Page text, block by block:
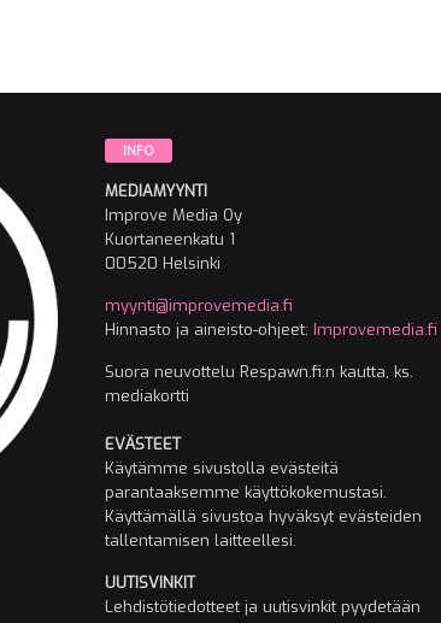
INFO
MEDIAMYYNTI
Improve Media Oy
Kuortaneenkatu 1
00520 Helsinki
myynti@improvemedia.fi
Hinnasto ja aineisto-ohjeet: Improvemedia.fi
Suora neuvottelu Respawn.fi:n kautta, ks.
mediakortti
EVÄSTEET
Käytämme sivustolla evästeitä
parantaaksemme käyttökokemustasi.
Käyttämällä sivustoa hyväksyt evästeiden
tallentamisen laitteellesi.
UUTISVINKIT
Lehdistötiedotteet ja uutisvinkit pyydetään